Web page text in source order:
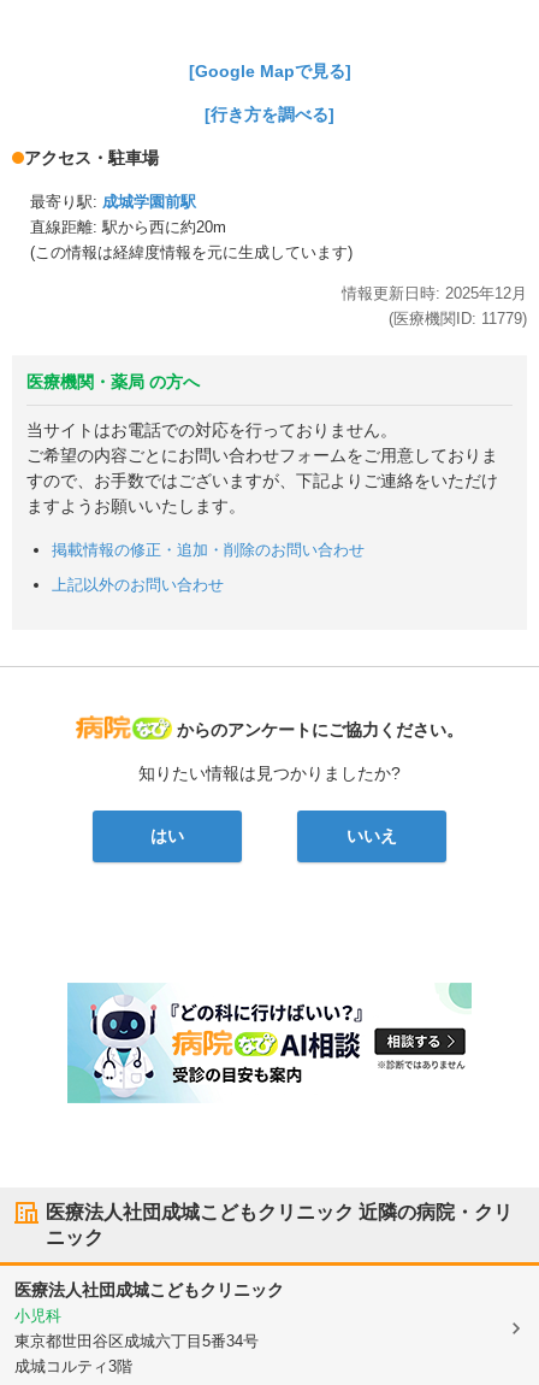
[Google Mapで見る]
[行き方を調べる]
アクセス・駐車場
最寄り駅: 成城学園前駅
直線距離: 駅から西に約20m
(この情報は経緯度情報を元に生成しています)
情報更新日時: 2025年12月
(医療機関ID: 11779)
医療機関・薬局 の方へ
当サイトはお電話での対応を行っておりません。
ご希望の内容ごとにお問い合わせフォームをご用意しておりま
すので、お手数ではございますが、下記よりご連絡をいただけ
ますようお願いいたします。
掲載情報の修正・追加・削除のお問い合わせ
上記以外のお問い合わせ
病院なび
からのアンケートにご協力ください。
知りたい情報は見つかりましたか?
はい いいえ
医療法人社団成城こどもクリニック 近隣の病院・クリ
ニック
医療法人社団成城こどもクリニック
小児科
東京都世田谷区成城六丁目5番34号
成城コルティ3階